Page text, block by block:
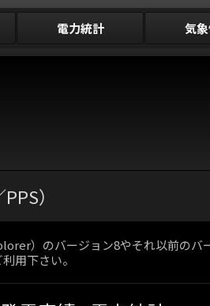
電力統計 気
）
）のバージョン8やそれ以前の
用下さい。